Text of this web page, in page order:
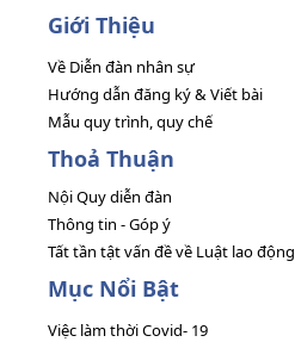
Giới Thiệu
Về Diễn đàn nhân sự
Hướng dẫn đăng ký & Viết bài
Mẫu quy trình, quy chế
Thoả Thuận
Nội Quy diễn đàn
Thông tin - Góp ý
Tất tần tật vấn đề về Luật lao động
Mục Nổi Bật
Việc làm thời Covid- 19